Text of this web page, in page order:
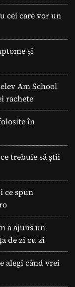
cei care vor un
și
Am School
rachete
în
trebuie să știi
ce spun
a ajuns un
de zi cu zi
alegi când vrei